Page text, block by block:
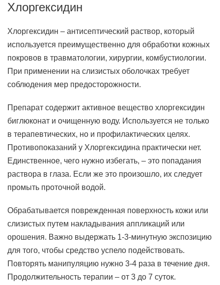
Хлоргексидин
Хлоргексидин – антисептический раствор, который
используется преимущественно для обработки кожных
покровов в травматологии, хирургии, комбустиологии.
При применении на слизистых оболочках требует
соблюдения мер предосторожности.
Препарат содержит активное вещество хлоргексидин
биглюконат и очищенную воду. Используется не только
в терапевтических, но и профилактических целях.
Противопоказаний у Хлоргексидина практически нет.
Единственное, чего нужно избегать, – это попадания
раствора в глаза. Если же это произошло, их следует
промыть проточной водой.
Обрабатывается поврежденная поверхность кожи или
слизистых путем накладывания аппликаций или
орошения. Важно выдержать 1-3-минутную экспозицию
для того, чтобы средство успело подействовать.
Повторять манипуляцию нужно 3-4 раза в течение дня.
Продолжительность терапии – от 3 до 7 суток.